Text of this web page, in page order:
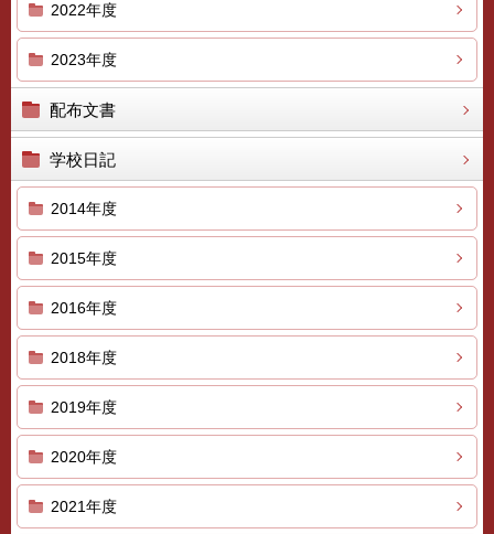
2022年度
2023年度
配布文書
学校日記
2014年度
2015年度
2016年度
2018年度
2019年度
2020年度
2021年度